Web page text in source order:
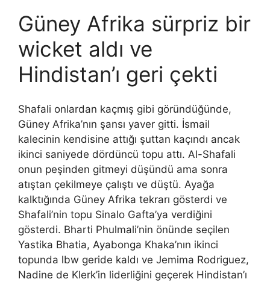
Güney Afrika sürpriz bir
wicket aldı ve
Hindistan’ı geri çekti
Shafali onlardan kaçmış gibi göründüğünde,
Güney Afrika’nın şansı yaver gitti. İsmail
kalecinin kendisine attığı şuttan kaçındı ancak
ikinci saniyede dördüncü topu attı. Al-Shafali
onun peşinden gitmeyi düşündü ama sonra
atıştan çekilmeye çalıştı ve düştü. Ayağa
kalktığında Güney Afrika tekrarı gösterdi ve
Shafali’nin topu Sinalo Gafta’ya verdiğini
gösterdi. Bharti Phulmali’nin önünde seçilen
Yastika Bhatia, Ayabonga Khaka’nın ikinci
topunda lbw geride kaldı ve Jemima Rodriguez,
Nadine de Klerk’in liderliğini geçerek Hindistan’ı